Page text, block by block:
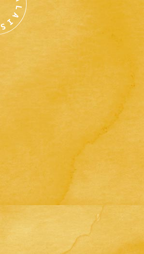
L
A
I